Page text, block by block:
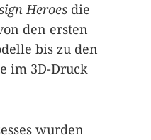
Heroes die
den ersten
bis zu den
im 3D-Druck
wurden